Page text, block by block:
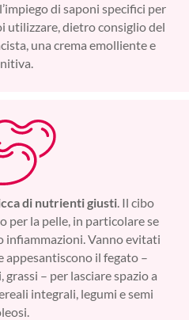
di saponi specifici per
utilizzare, dietro consiglio del
una crema emolliente e
di nutrienti giusti. Il cibo
la pelle, in particolare se
infiammazioni. Vanno evitati
il fegato –
– per lasciare spazio a
integrali, legumi e semi